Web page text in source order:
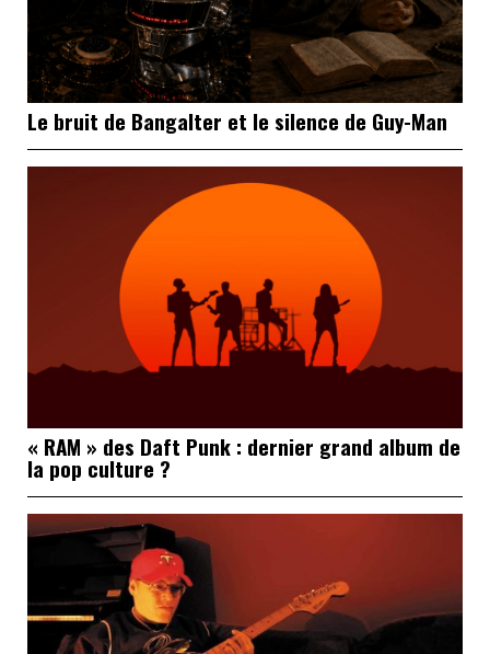
Le bruit de Bangalter et le silence de Guy-Man
« RAM » des Daft Punk : dernier grand album de
la pop culture ?